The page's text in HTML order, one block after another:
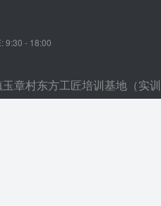
9:30 - 18:00
章村东方工匠培训基地（实